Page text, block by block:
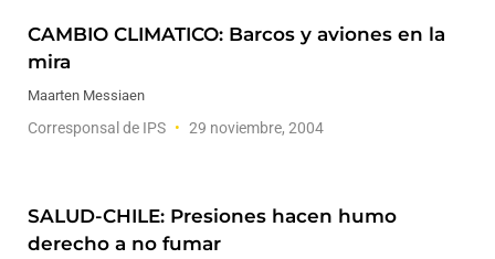
CAMBIO CLIMATICO: Barcos y aviones en la
mira
Maarten Messiaen
Corresponsal de IPS 29 noviembre, 2004
SALUD-CHILE: Presiones hacen humo
derecho a no fumar